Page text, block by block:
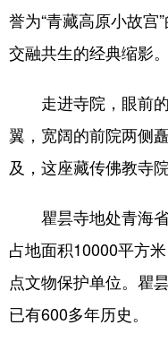
誉为“青藏高原小故宫
交融共生的经典缩影。
走进寺院，眼前的
翼，宽阔的前院两侧
及，这座藏传佛教寺
瞿昙寺地处青海省
占地面积10000平方
点文物保护单位。瞿
已有600多年历史。